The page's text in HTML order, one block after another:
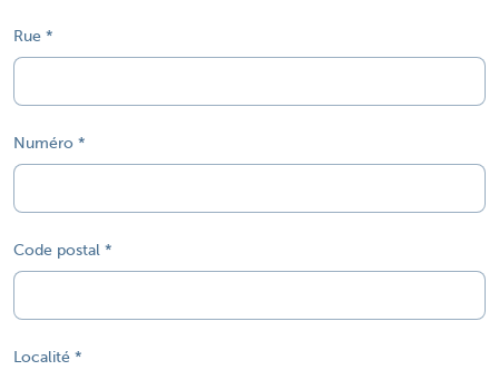
Rue
Numéro
Code postal
Localité